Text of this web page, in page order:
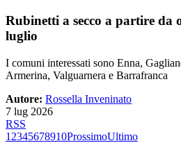
Rubinetti a secco a partire da
luglio
I comuni interessati sono Enna,
Armerina, Valguarnera e Barrafranca
Autore: Rossella Inveninato
7 lug 2026
RSS
1 2345678910ProssimoUltimo